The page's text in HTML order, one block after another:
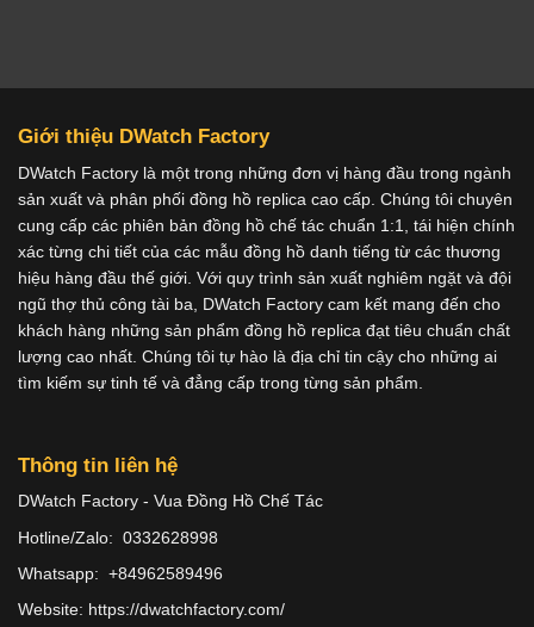
Giới thiệu DWatch Factory
DWatch Factory là một trong những đơn vị hàng đầu trong ngành
sản xuất và phân phối đồng hồ replica cao cấp. Chúng tôi chuyên
cung cấp các phiên bản đồng hồ chế tác chuẩn 1:1, tái hiện chính
xác từng chi tiết của các mẫu đồng hồ danh tiếng từ các thương
hiệu hàng đầu thế giới. Với quy trình sản xuất nghiêm ngặt và đội
ngũ thợ thủ công tài ba, DWatch Factory cam kết mang đến cho
khách hàng những sản phẩm đồng hồ replica đạt tiêu chuẩn chất
lượng cao nhất. Chúng tôi tự hào là địa chỉ tin cậy cho những ai
tìm kiếm sự tinh tế và đẳng cấp trong từng sản phẩm.
Thông tin liên hệ
DWatch Factory - Vua Đồng Hồ Chế Tác
Hotline/Zalo: 0332628998
Whatsapp: +84962589496
Website: https://dwatchfactory.com/